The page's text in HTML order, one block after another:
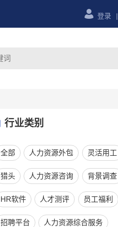
 登录 |
行业类别
全部 人力资源外包 灵活用工
猎头 人力资源咨询 背景调查
HR软件 人才测评 员工福利
招聘平台 人力资源综合服务